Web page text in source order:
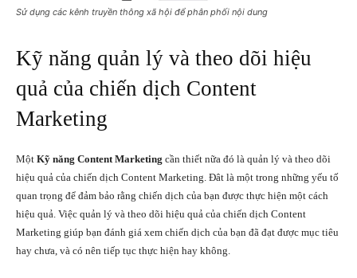
Sử dụng các kênh truyền thông xã hội để phân phối nội dung
Kỹ năng quản lý và theo dõi hiệu
quả của chiến dịch Content
Marketing
Một Kỹ năng Content Marketing cần thiết nữa đó là quản lý và theo dõi
hiệu quả của chiến dịch Content Marketing. Đât là một trong những yếu tố
quan trọng để đảm bảo rằng chiến dịch của bạn được thực hiện một cách
hiệu quả. Việc quản lý và theo dõi hiệu quả của chiến dịch Content
Marketing giúp bạn đánh giá xem chiến dịch của bạn đã đạt được mục tiêu
hay chưa, và có nên tiếp tục thực hiện hay không.